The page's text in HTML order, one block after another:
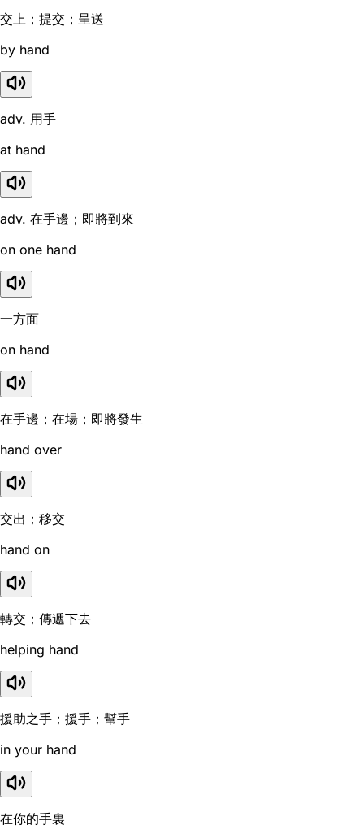
交上；提交；呈送
by hand
adv. 用手
at hand
adv. 在手邊；即將到來
on one hand
一方面
on hand
在手邊；在場；即將發生
hand over
交出；移交
hand on
轉交；傳遞下去
helping hand
援助之手；援手；幫手
in your hand
在你的手裏